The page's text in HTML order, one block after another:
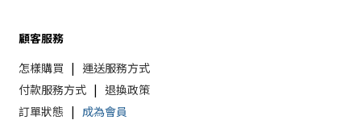
顧客服務
怎樣購買 | 運送服務方式
付款服務方式 | 退換政策
訂單狀態 | 成為會員